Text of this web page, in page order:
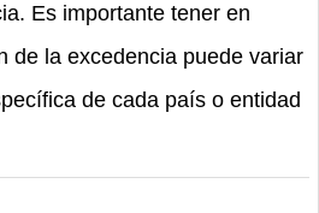
Es importante tener en
de la excedencia puede variar
de cada país o entidad